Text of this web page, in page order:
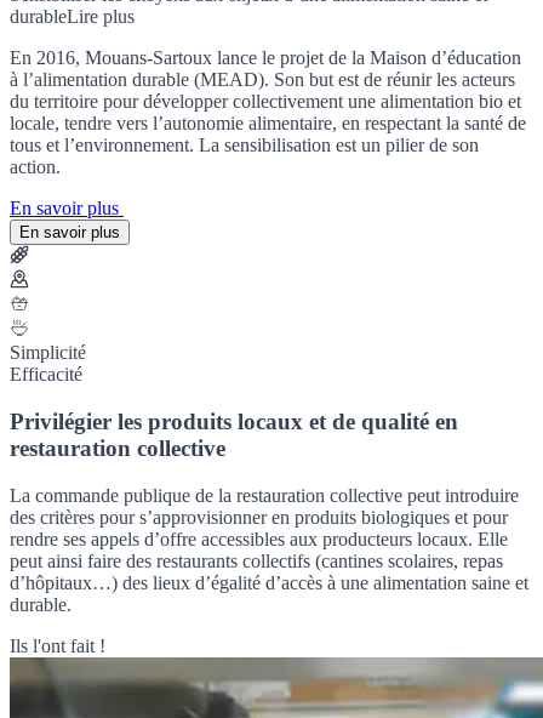
durableLire plus
En 2016, Mouans-Sartoux lance le projet de la Maison d’éducation
à l’alimentation durable (MEAD). Son but est de réunir les acteurs
du territoire pour développer collectivement une alimentation bio et
locale, tendre vers l’autonomie alimentaire, en respectant la santé de
tous et l’environnement. La sensibilisation est un pilier de son
action.
En savoir plus
En savoir plus
Simplicité
Efficacité
Privilégier les produits locaux et de qualité en
restauration collective
La commande publique de la restauration collective peut introduire
des critères pour s’approvisionner en produits biologiques et pour
rendre ses appels d’offre accessibles aux producteurs locaux. Elle
peut ainsi faire des restaurants collectifs (cantines scolaires, repas
d’hôpitaux…) des lieux d’égalité d’accès à une alimentation saine et
durable.
Ils l'ont fait !